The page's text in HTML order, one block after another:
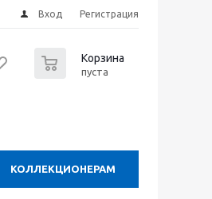
Вход Регистрация
Корзина
пуста
КОЛЛЕКЦИОНЕРАМ